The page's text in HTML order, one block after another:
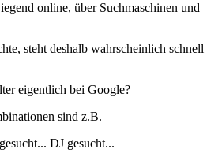
online, über Suchmaschinen und
steht deshalb wahrscheinlich schnell
eigentlich bei Google?
sind z.B.
DJ gesucht...